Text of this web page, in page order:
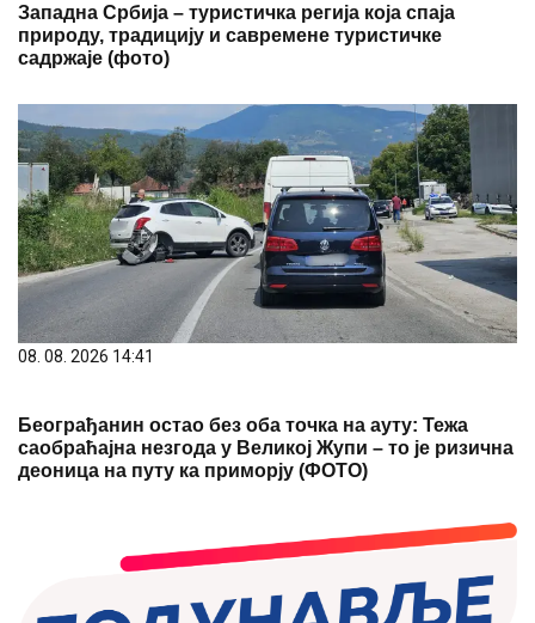
Западна Србија – туристичка регија која спаја
природу, традицију и савремене туристичке
садржаје (фото)
08. 08. 2026 14:41
Београђанин остао без оба точка на ауту: Тежа
саобраћајна незгода у Великој Жупи – то је ризична
деоница на путу ка приморју (ФОТО)